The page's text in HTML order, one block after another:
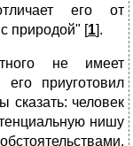
его от
природой" [1].
не имеет
приуготовил
сказать: человек
нишу